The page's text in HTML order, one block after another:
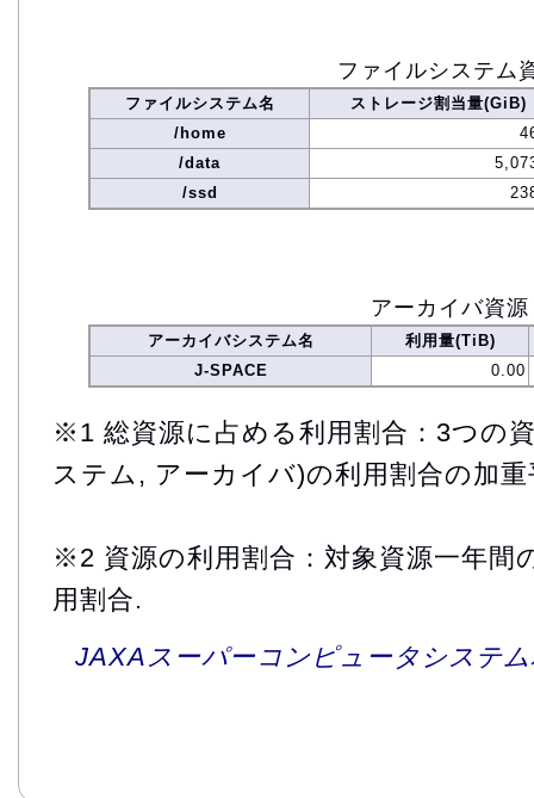
ファイルシステム
ファイルシステム名
ストレージ割当量(GiB)
/home
/data
/ssd
アーカイバ資源
アーカイバシステム名
利用量(TiB)
J-SPACE
0.00
※1 総資源に占める利用割合：3つの
ステム, アーカイバ)の利用割合の加重
※2 資源の利用割合：対象資源一年間
用割合.
JAXAスーパーコンピュータシステ